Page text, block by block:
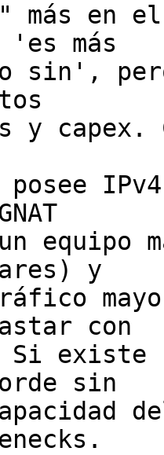
más en
'es más
sin',
y
equipo
y
con
Si
sin